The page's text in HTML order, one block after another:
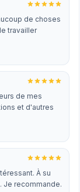
de choses
travailler
de mes
et d'autres
À su
Je recommande.